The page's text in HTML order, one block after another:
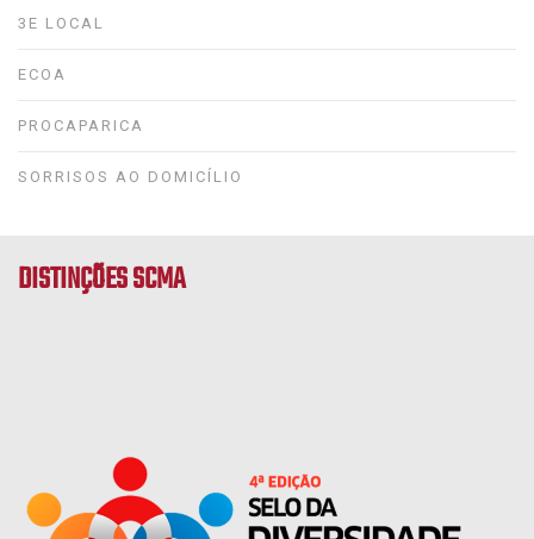
3E LOCAL
ECOA
PROCAPARICA
SORRISOS AO DOMICÍLIO
DISTINÇÕES SCMA